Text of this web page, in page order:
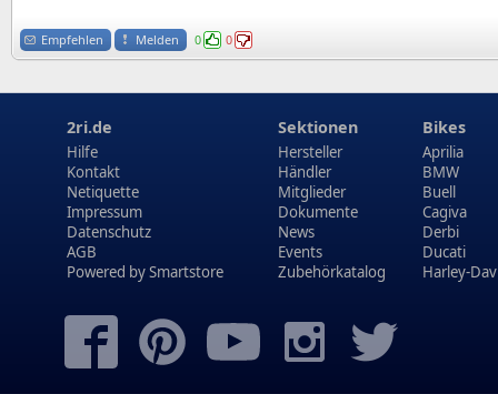
Empfehlen Melden 0 0
2ri.de
Hilfe
Kontakt
Netiquette
Impressum
Datenschutz
AGB
Powered bySmartstore
Sektionen
Hersteller
Händler
Mitglieder
Dokumente
News
Events
Zubehörkatalog
Bikes
Aprilia
BMW
Buell
Cagiva
Derbi
Ducati
Harley-